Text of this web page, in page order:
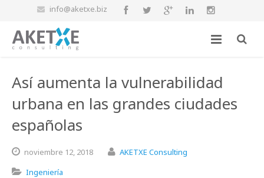
info@aketxe.biz
Así aumenta la vulnerabilidad
urbana en las grandes ciudades
españolas
noviembre 12, 2018
AKETXE Consulting
Ingeniería